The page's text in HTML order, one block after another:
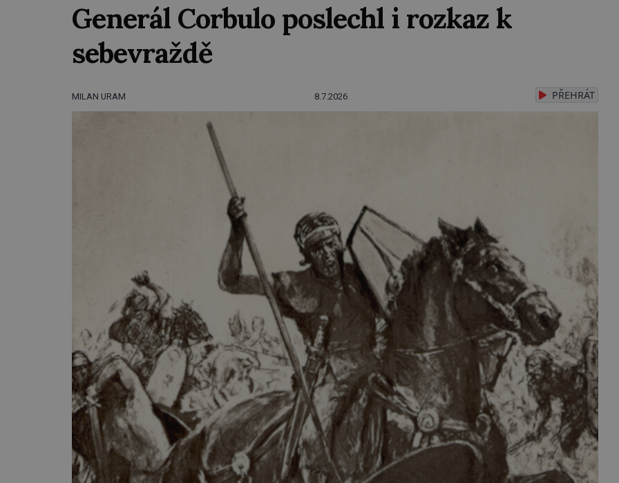
Generál Corbulo poslechl i rozkaz k
sebevraždě
MILAN URAM 8.7.2026 PŘEHRÁT